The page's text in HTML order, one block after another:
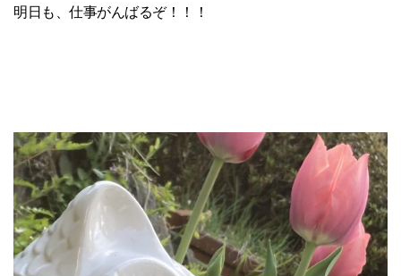
明日も、仕事がんばるぞ！！！